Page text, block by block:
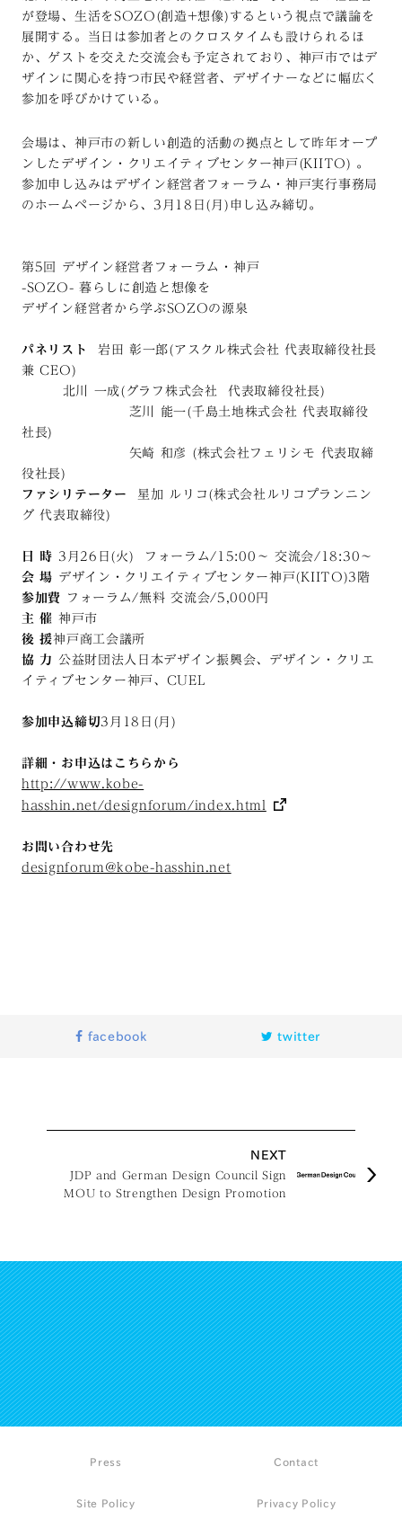
が登場、生活をSOZO(創造+想像)するという視点で議論を
展開する。当日は参加者とのクロスタイムも設けられるほ
か、ゲストを交えた交流会も予定されており、神戸市ではデ
ザインに関心を持つ市民や経営者、デザイナーなどに幅広く
参加を呼びかけている。
会場は、神戸市の新しい創造的活動の拠点として昨年オープ
ンしたデザイン・クリエイティブセンター神戸(KIITO) 。
参加申し込みはデザイン経営者フォーラム・神戸実行事務局
のホームページから、3月18日(月)申し込み締切。
第5回 デザイン経営者フォーラム・神戸
-SOZO- 暮らしに創造と想像を
デザイン経営者から学ぶSOZOの源泉
パネリスト 岩田 彰一郎(アスクル株式会社 代表取締役社長
兼 CEO)
北川 一成(グラフ株式会社 代表取締役社長)
芝川 能一(千島土地株式会社 代表取締役
社長)
矢崎 和彦 (株式会社フェリシモ 代表取締
役社長)
ファシリテーター 星加 ルリコ(株式会社ルリコプランニン
グ 代表取締役)
日 時 3月26日(火) フォーラム/15:00〜 交流会/18:30〜
会 場 デザイン・クリエイティブセンター神戸(KIITO)3階
参加費 フォーラム/無料 交流会/5,000円
主 催 神戸市
後 援神戸商工会議所
協 力 公益財団法人日本デザイン振興会、デザイン・クリエ
イティブセンター神戸、CUEL
参加申込締切3月18日(月)
詳細・お申込はこちらから
http://www.kobe-
hasshin.net/designforum/index.html
お問い合わせ先
designforum@kobe-hasshin.net
facebook twitter
NEXT
JDP and German Design Council Sign
MOU to Strengthen Design Promotion
Press Contact
Site Policy Privacy Policy